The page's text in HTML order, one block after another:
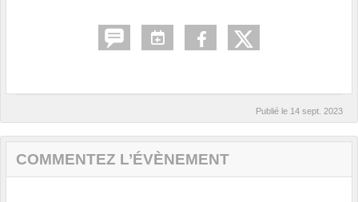
Publié le 14 sept. 2023
COMMENTEZ L’ÉVÈNEMENT